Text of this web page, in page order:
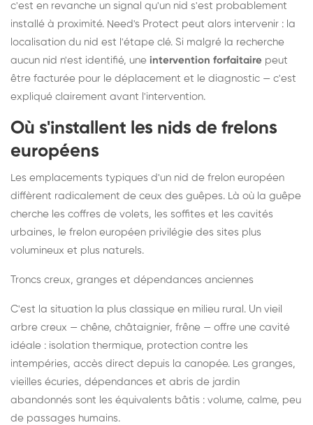
c'est en revanche un signal qu'un nid s'est probablement
installé à proximité. Need's Protect peut alors intervenir : la
localisation du nid est l'étape clé. Si malgré la recherche
aucun nid n'est identifié, une intervention forfaitaire peut
être facturée pour le déplacement et le diagnostic — c'est
expliqué clairement avant l'intervention.
Où s'installent les nids de frelons
européens
Les emplacements typiques d'un nid de frelon européen
diffèrent radicalement de ceux des guêpes. Là où la guêpe
cherche les coffres de volets, les soffites et les cavités
urbaines, le frelon européen privilégie des sites plus
volumineux et plus naturels.
Troncs creux, granges et dépendances anciennes
C'est la situation la plus classique en milieu rural. Un vieil
arbre creux — chêne, châtaignier, frêne — offre une cavité
idéale : isolation thermique, protection contre les
intempéries, accès direct depuis la canopée. Les granges,
vieilles écuries, dépendances et abris de jardin
abandonnés sont les équivalents bâtis : volume, calme, peu
de passages humains.